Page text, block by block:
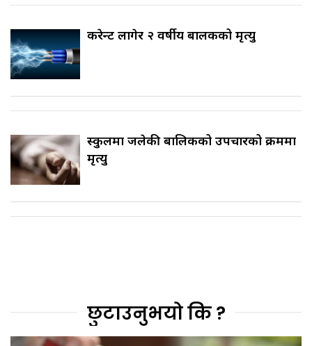
करेन्ट लागेर २ वर्षीय बालकको मृत्यु
स्कुलमा जलेकी बालिकको उपचारको क्रममा
मृत्यु
छुटाउनुभयो कि ?